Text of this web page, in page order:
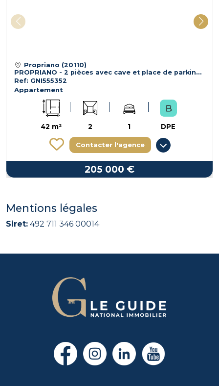
Propriano (20110)
PROPRIANO - 2 pièces avec cave et place de parking en S-S -
Ref: GNI555352
Appartement
42 m² 2 1 DPE
Contacter l'agence
205 000 €
Mentions légales
Siret: 492 711 346 00014